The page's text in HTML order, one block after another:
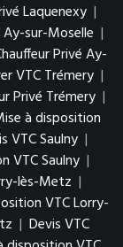
Laquenexy |
Ay-sur-Moselle |
Privé Ay-
VTC Trémery |
Privé Trémery |
à disposition
VTC Saulny |
VTC Saulny |
lès-Metz |
VTC Lorry-
| Devis VTC